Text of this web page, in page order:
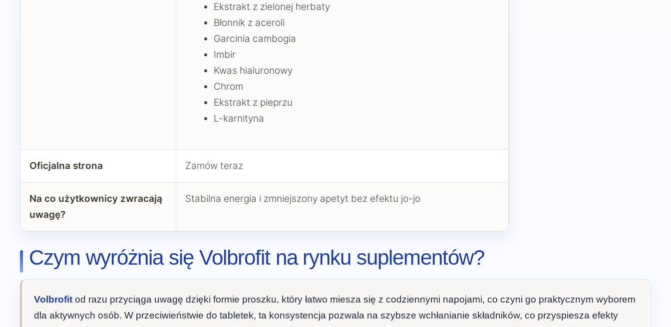
Ekstrakt z zielonej herbaty
Błonnik z aceroli
Garcinia cambogia
Imbir
Kwas hialuronowy
Chrom
Ekstrakt z pieprzu
L-karnityna
Oficjalna strona Zamów teraz
Na co użytkownicy zwracają
uwagę?
Stabilna energia i zmniejszony apetyt bez efektu jo-jo
Czym wyróżnia się Volbrofit na rynku suplementów?
Volbrofit od razu przyciąga uwagę dzięki formie proszku, który łatwo miesza się z codziennymi napojami, co czyni go praktycznym wyborem
dla aktywnych osób. W przeciwieństwie do tabletek, ta konsystencja pozwala na szybsze wchłanianie składników, co przyspiesza efekty